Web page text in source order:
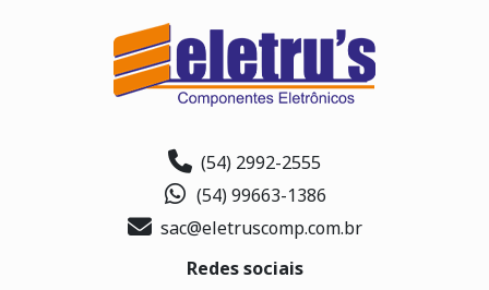
(54) 2992-2555
(54) 99663-1386
sac@eletruscomp.com.br
Redes sociais